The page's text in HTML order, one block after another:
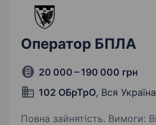
Оператор БПЛА
20 000 – 190 000 грн
102 ОБрТрО, Вся Україна
Повна зайнятість. Вимоги: Вік від 18 років.